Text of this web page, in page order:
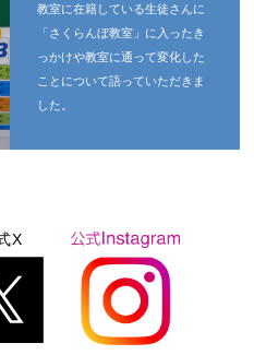
教室に在籍している生徒さんに
「さくらんぼ教室」に入ったき
っかけや教室に通って変化した
ことについて語っていただきま
した。